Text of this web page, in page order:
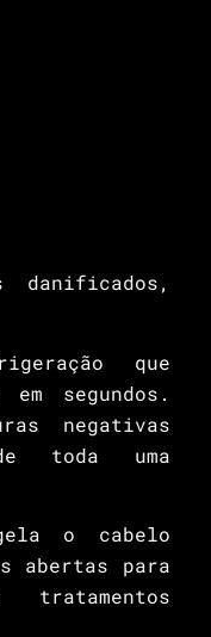
danificados,
que
segundos.
negativas
toda uma
o cabelo
abertas para